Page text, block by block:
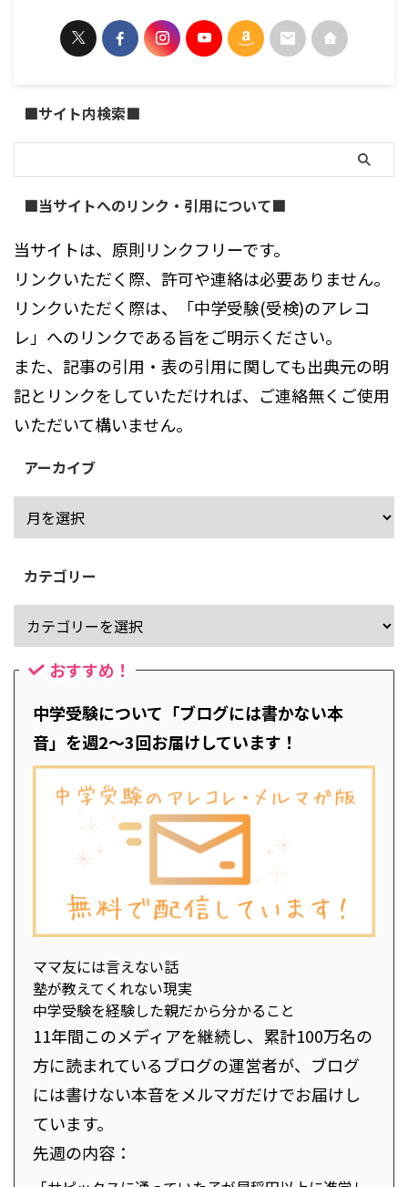
■サイト内検索■
■当サイトへのリンク・引用について■
当サイトは、原則リンクフリーです。
リンクいただく際、許可や連絡は必要ありません。
リンクいただく際は、「中学受験(受検)のアレコ
レ」へのリンクである旨をご明示ください。
また、記事の引用・表の引用に関しても出典元の明
記とリンクをしていただければ、ご連絡無くご使用
いただいて構いません。
アーカイブ
カテゴリー
おすすめ！
中学受験について「ブログには書かない本
音」を週2～3回お届けしています！
ママ友には言えない話
塾が教えてくれない現実
中学受験を経験した親だから分かること
11年間このメディアを継続し、累計100万名の
方に読まれているブログの運営者が、ブログ
には書けない本音をメルマガだけでお届けし
ています。
先週の内容：